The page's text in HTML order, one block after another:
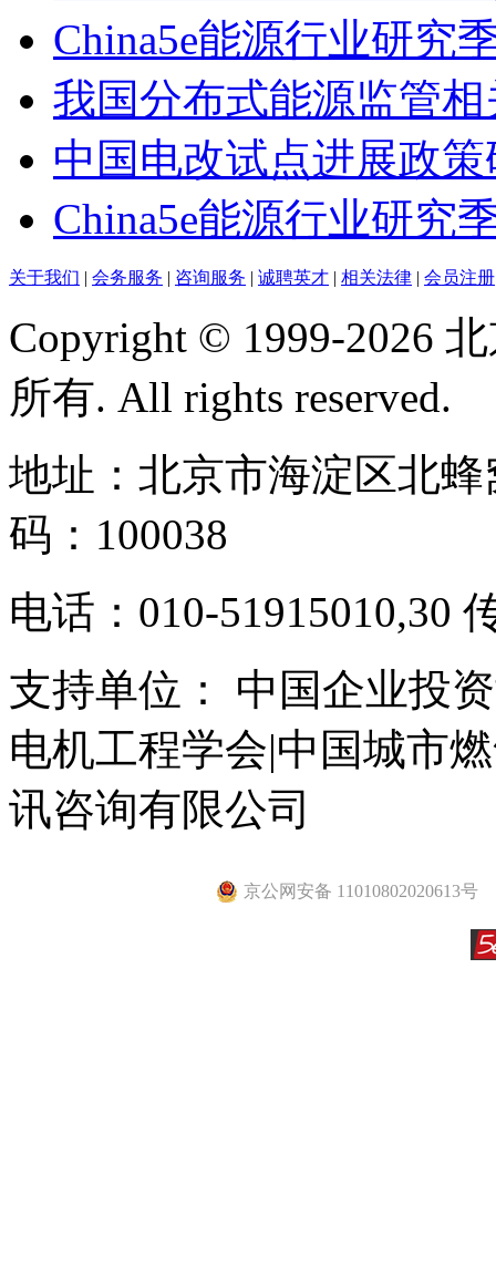
China5e能源行业研
我国分布式能源监管
中国电改试点进展政
China5e能源行业研究
关于我们 | 会务服务 | 咨询服务 | 诚聘英才 | 相关法律 | 会员注册
Copyright © 1999-2026
所有. All rights reserved.
地址：北京市海淀区北
码：100038
电话：010-51915010,30
支持单位： 中国企业投
电机工程学会|中国城市
讯咨询有限公司
京公网安备 11010802020613号